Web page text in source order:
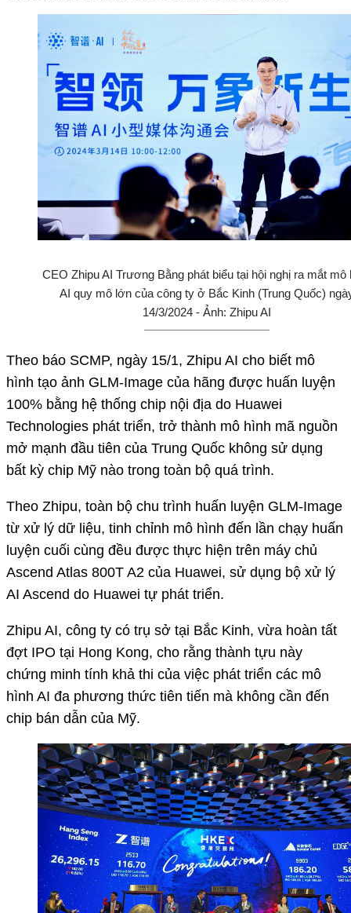
CEO Zhipu AI Trương Bằng phát biểu tại hội nghị ra mắt mô
AI quy mô lớn của công ty ở Bắc Kinh (Trung Quốc)
14/3/2024 - Ảnh: Zhipu AI
Theo báo SCMP, ngày 15/1, Zhipu AI cho biết mô
hình tạo ảnh GLM-Image của hãng được huấn luyện
100% bằng hệ thống chip nội địa do Huawei
Technologies phát triển, trở thành mô hình mã nguồn
mở mạnh đầu tiên của Trung Quốc không sử dụng
bất kỳ chip Mỹ nào trong toàn bộ quá trình.
Theo Zhipu, toàn bộ chu trình huấn luyện GLM-Image
từ xử lý dữ liệu, tinh chỉnh mô hình đến lần chạy huấn
luyện cuối cùng đều được thực hiện trên máy chủ
Ascend Atlas 800T A2 của Huawei, sử dụng bộ xử lý
AI Ascend do Huawei tự phát triển.
Zhipu AI, công ty có trụ sở tại Bắc Kinh, vừa hoàn tất
đợt IPO tại Hong Kong, cho rằng thành tựu này
chứng minh tính khả thi của việc phát triển các mô
hình AI đa phương thức tiên tiến mà không cần đến
chip bán dẫn của Mỹ.